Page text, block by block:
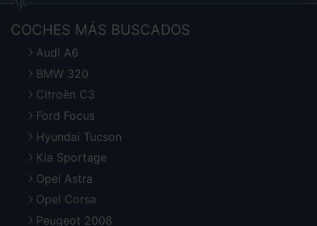
COCHES MÁS BUSCADOS
Audi A6
BMW 320
Citroën C3
Ford Focus
Hyundai Tucson
Kia Sportage
Opel Astra
Opel Corsa
Peugeot 2008